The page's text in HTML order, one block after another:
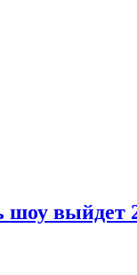
шоу выйдет